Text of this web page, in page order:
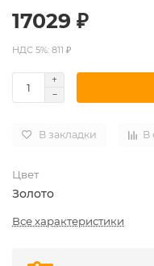
17029 ₽
НДС 5%: 811 ₽
В закладки В
Цвет
Золото
Все характеристики